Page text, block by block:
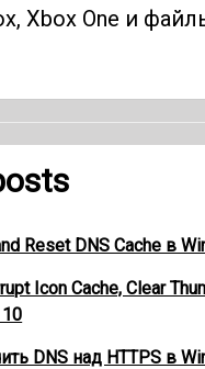
Xbox One и
Reset DNS Cache в
Icon Cache, Clear
DNS над HTTPS в